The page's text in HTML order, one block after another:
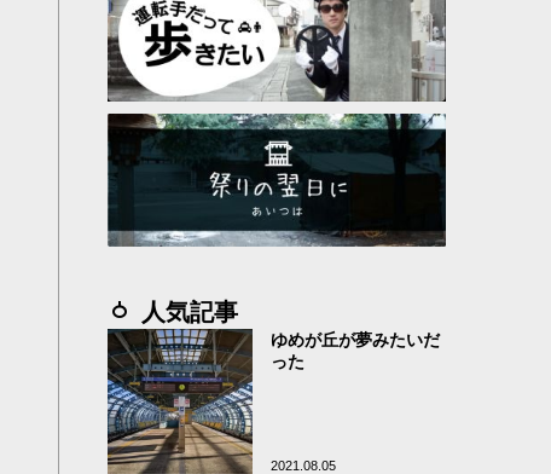
人気記事
ゆめが丘が夢みたいだ
った
2021.08.05